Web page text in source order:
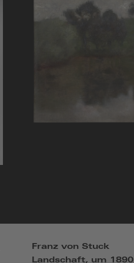
Franz von Stuck
Landschaft, um 1890